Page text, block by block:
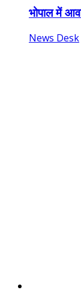
भोपाल में
News Desk